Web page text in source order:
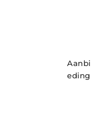
Aanbi
eding